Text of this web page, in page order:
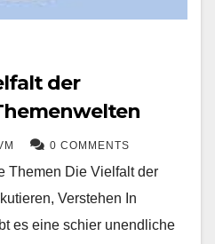
der
0 COMMENTS
Themen Die Vielfalt der
Verstehen In
es eine schier unendliche